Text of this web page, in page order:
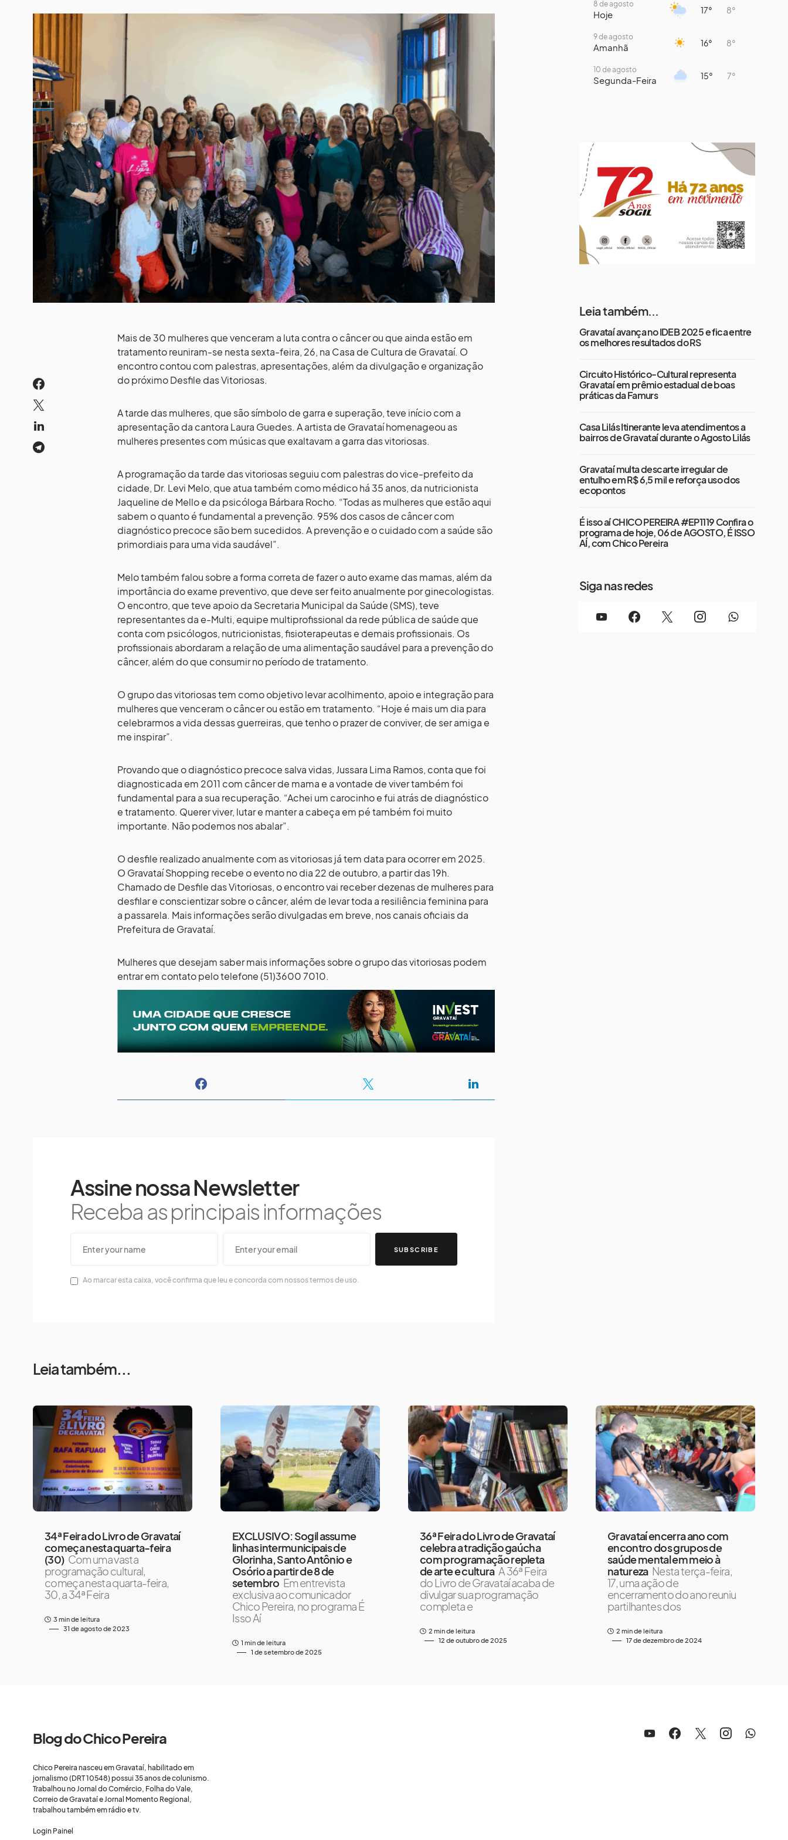
Mais de 30 mulheres que venceram a luta contra o câncer ou que ainda estão em
tratamento reuniram-se nesta sexta-feira, 26, na Casa de Cultura de Gravataí. O
encontro contou com palestras, apresentações, além da divulgação e organização
do próximo Desfile das Vitoriosas.
A tarde das mulheres, que são símbolo de garra e superação, teve início com a
apresentação da cantora Laura Guedes. A artista de Gravataí homenageou as
mulheres presentes com músicas que exaltavam a garra das vitoriosas.
A programação da tarde das vitoriosas seguiu com palestras do vice-prefeito da
cidade, Dr. Levi Melo, que atua também como médico há 35 anos, da nutricionista
Jaqueline de Mello e da psicóloga Bárbara Rocho. “Todas as mulheres que estão aqui
sabem o quanto é fundamental a prevenção. 95% dos casos de câncer com
diagnóstico precoce são bem sucedidos. A prevenção e o cuidado com a saúde são
primordiais para uma vida saudável”.
Melo também falou sobre a forma correta de fazer o auto exame das mamas, além da
importância do exame preventivo, que deve ser feito anualmente por ginecologistas.
O encontro, que teve apoio da Secretaria Municipal da Saúde (SMS), teve
representantes da e-Multi, equipe multiprofissional da rede pública de saúde que
conta com psicólogos, nutricionistas, fisioterapeutas e demais profissionais. Os
profissionais abordaram a relação de uma alimentação saudável para a prevenção do
câncer, além do que consumir no período de tratamento.
O grupo das vitoriosas tem como objetivo levar acolhimento, apoio e integração para
mulheres que venceram o câncer ou estão em tratamento. “Hoje é mais um dia para
celebrarmos a vida dessas guerreiras, que tenho o prazer de conviver, de ser amiga e
me inspirar”.
Provando que o diagnóstico precoce salva vidas, Jussara Lima Ramos, conta que foi
diagnosticada em 2011 com câncer de mama e a vontade de viver também foi
fundamental para a sua recuperação. “Achei um carocinho e fui atrás de diagnóstico
e tratamento. Querer viver, lutar e manter a cabeça em pé também foi muito
importante. Não podemos nos abalar”.
O desfile realizado anualmente com as vitoriosas já tem data para ocorrer em 2025.
O Gravataí Shopping recebe o evento no dia 22 de outubro, a partir das 19h.
Chamado de Desfile das Vitoriosas, o encontro vai receber dezenas de mulheres para
desfilar e conscientizar sobre o câncer, além de levar toda a resiliência feminina para
a passarela. Mais informações serão divulgadas em breve, nos canais oficiais da
Prefeitura de Gravataí.
Mulheres que desejam saber mais informações sobre o grupo das vitoriosas podem
entrar em contato pelo telefone (51)3600 7010.
Assine nossa Newsletter
Receba as principais informações
SUBSCRIBE
Ao marcar esta caixa, você confirma que leu e concorda com nossos termos de uso.
8 de agosto
Hoje 17° 8°
9 de agosto
Amanhã 16° 8°
10 de agosto
Segunda-Feira 15° 7°
Quarta-Feira 13° 11°
13 de agosto
Quinta-Feira
14 de agosto
Sexta-Feira 18° 14°
Leia também...
Gravataí avança no IDEB 2025 e fica entre
os melhores resultados do RS
Circuito Histórico-Cultural representa
Gravataí em prêmio estadual de boas
práticas da Famurs
Casa Lilás Itinerante leva atendimentos a
bairros de Gravataí durante o Agosto Lilás
Gravataí multa descarte irregular de
entulho em R$ 6,5 mil e reforça uso dos
ecopontos
É isso aí CHICO PEREIRA #EP1119 Confira o
programa de hoje, 06 de AGOSTO, É ISSO
AÍ, com Chico Pereira
Siga nas redes
Leia também...
34ª Feira do Livro de Gravataí
começa nesta quarta-feira
(30) Com uma vasta
programação cultural,
começa nesta quarta-feira,
30, a 34ª Feira
3 min de leitura
31 de agosto de 2023
EXCLUSIVO: Sogil assume
linhas intermunicipais de
Glorinha, Santo Antônio e
Osório a partir de 8 de
setembro Em entrevista
exclusiva ao comunicador
Chico Pereira, no programa É
Isso Aí
1 min de leitura
1 de setembro de 2025
36ª Feira do Livro de Gravataí
celebra a tradição gaúcha
com programação repleta
de arte e cultura A 36ª Feira
do Livro de Gravataí acaba de
divulgar sua programação
completa e
2 min de leitura
12 de outubro de 2025
Gravataí encerra ano com
encontro dos grupos de
saúde mental em meio à
natureza Nesta terça-feira,
17, uma ação de
encerramento do ano reuniu
partilhantes dos
2 min de leitura
17 de dezembro de 2024
Blog do Chico Pereira
Chico Pereira nasceu em Gravataí, habilitado em
jornalismo (DRT 10548) possui 35 anos de colunismo.
Trabalhou no Jornal do Comércio, Folha do Vale,
Correio de Gravataí e Jornal Momento Regional,
trabalhou também em rádio e tv.
Login Painel